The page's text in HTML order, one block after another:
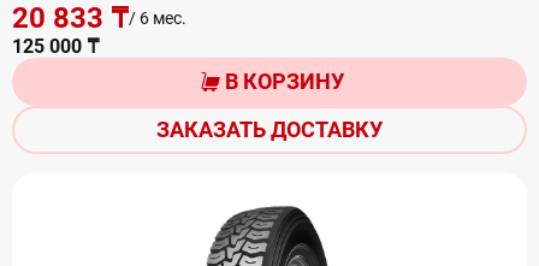
20 833 ₸/ 6 мес.
125 000 ₸
В КОРЗИНУ
ЗАКАЗАТЬ ДОСТАВКУ